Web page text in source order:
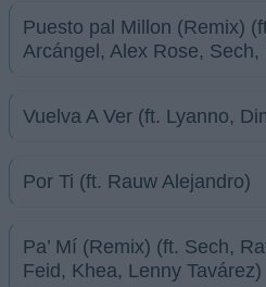
Puesto pal Millon (Remix)
Arcángel, Alex Rose, Sech,
Vuelva A Ver (ft. Lyanno,
Por Ti (ft. Rauw Alejandro)
Pa’ Mí (Remix) (ft. Sech,
Feid, Khea, Lenny Tavárez)